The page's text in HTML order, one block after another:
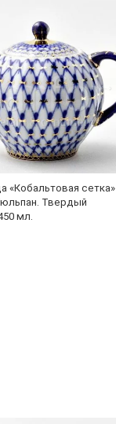
«Кобальтовая сетка»
Твердый
мл.